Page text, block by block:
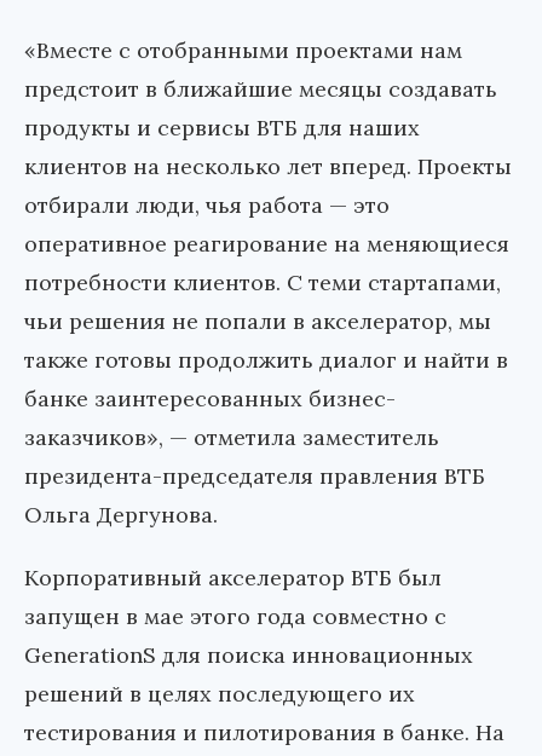
«Вместе с отобранными проектами нам
предстоит в ближайшие месяцы создавать
продукты и сервисы ВТБ для наших
клиентов на несколько лет вперед. Проекты
отбирали люди, чья работа — это
оперативное реагирование на меняющиеся
потребности клиентов. С теми стартапами,
чьи решения не попали в акселератор, мы
также готовы продолжить диалог и найти в
банке заинтересованных бизнес-
заказчиков», — отметила заместитель
президента-председателя правления ВТБ
Ольга Дергунова.
Корпоративный акселератор ВТБ был
запущен в мае этого года совместно с
GenerationS для поиска инновационных
решений в целях последующего их
тестирования и пилотирования в банке. На